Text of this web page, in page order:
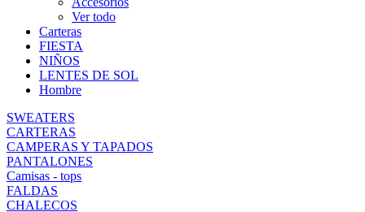
Ver todo
Carteras
FIESTA
NIÑOS
LENTES DE SOL
Hombre
SWEATERS
CARTERAS
CAMPERAS Y TAPADOS
PANTALONES
Camisas - tops
FALDAS
CHALECOS